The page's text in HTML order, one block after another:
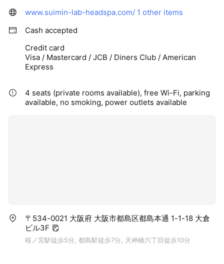
www.suimin-lab-headspa.com/ 1 other items
Cash accepted
Credit card
Visa / Mastercard / JCB / Diners Club / American
Express
4 seats (private rooms available), free Wi-Fi, parking
available, no smoking, power outlets available
〒534-0021 大阪府 大阪市都島区都島本通 1-1-18 大倉
ビル3F
桜ノ宮駅徒歩5分, 都島駅徒歩7分, 天神橋六丁目徒歩10分